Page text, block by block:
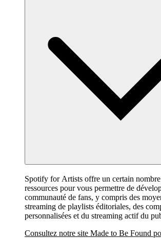
Spotify for Artists offre un certain
ressources pour vous permettre de
communauté de fans, y compris des
streaming de playlists éditoriales, des
personnalisées et du streaming actif du
Consultez notre site Made to Be Found